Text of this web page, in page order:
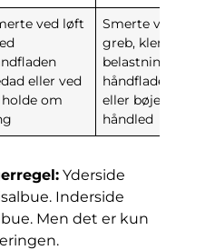
ved løft
eller ved
om
Smerte ved
greb, klem og
belastning med
håndfladen
eller bøjet
håndled
Yderside
Inderside
Men det er kun